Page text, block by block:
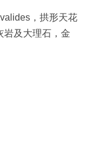
，拱形天花
岩及大理石，金